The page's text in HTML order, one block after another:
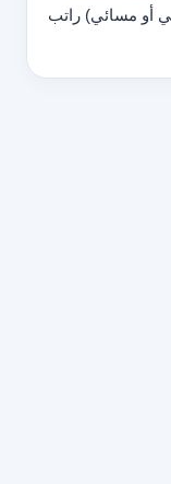
أو مسائي) راتب